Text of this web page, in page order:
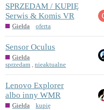
SPRZEDAM / KUPIĘ
Serwis & Komis VR
Giełda oferta
Sensor Oculus
Giełda
sprzedam ,nieaktualne
Lenovo Explorer
albo inny WMR
Giełda kupię